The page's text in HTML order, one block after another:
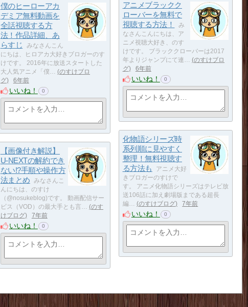
アニメブラックク
ローバーを無料で
視聴する方法！
み
なさんこんにちは、ア
ニメ視聴大好き、のす
けです。 ブラッククローバーは2017
年よりジャンプにて連…
のすけブロ
グ
6年前
いいね！ 0
僕のヒーローアカ
デミア無料動画を
全話視聴する方
法！作品詳細、あ
らすじ
みなさんこん
にちは、ヒロアカ大好きブロガーのす
けです。 2016年に放送スタートした
大人気アニメ「僕…
のすけブロ
グ
6年前
いいね！ 0
化物語シリーズ時
系列順に見やすく
整理！無料視聴す
る方法も
アニメ大好
きブロガーのすけで
す。 アニメ化物語シリーズはテレビ放
送106話に加え劇場版まである超長
編…
のすけブログ 7年前
いいね！ 0
【画像付き解説】
U-NEXTの解約でき
ない!?手順や操作方
法まとめ
みなさんこ
んにちは、のすけ
（@nosukeblog)です。 動画配信サー
ビス（VOD）の最大手とも言…
のす
けブログ
7年前
いいね！ 0